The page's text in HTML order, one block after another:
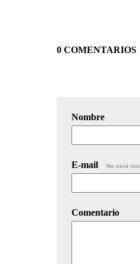
0 COMENTARIOS
Nombre
E-mail No será
Comentario